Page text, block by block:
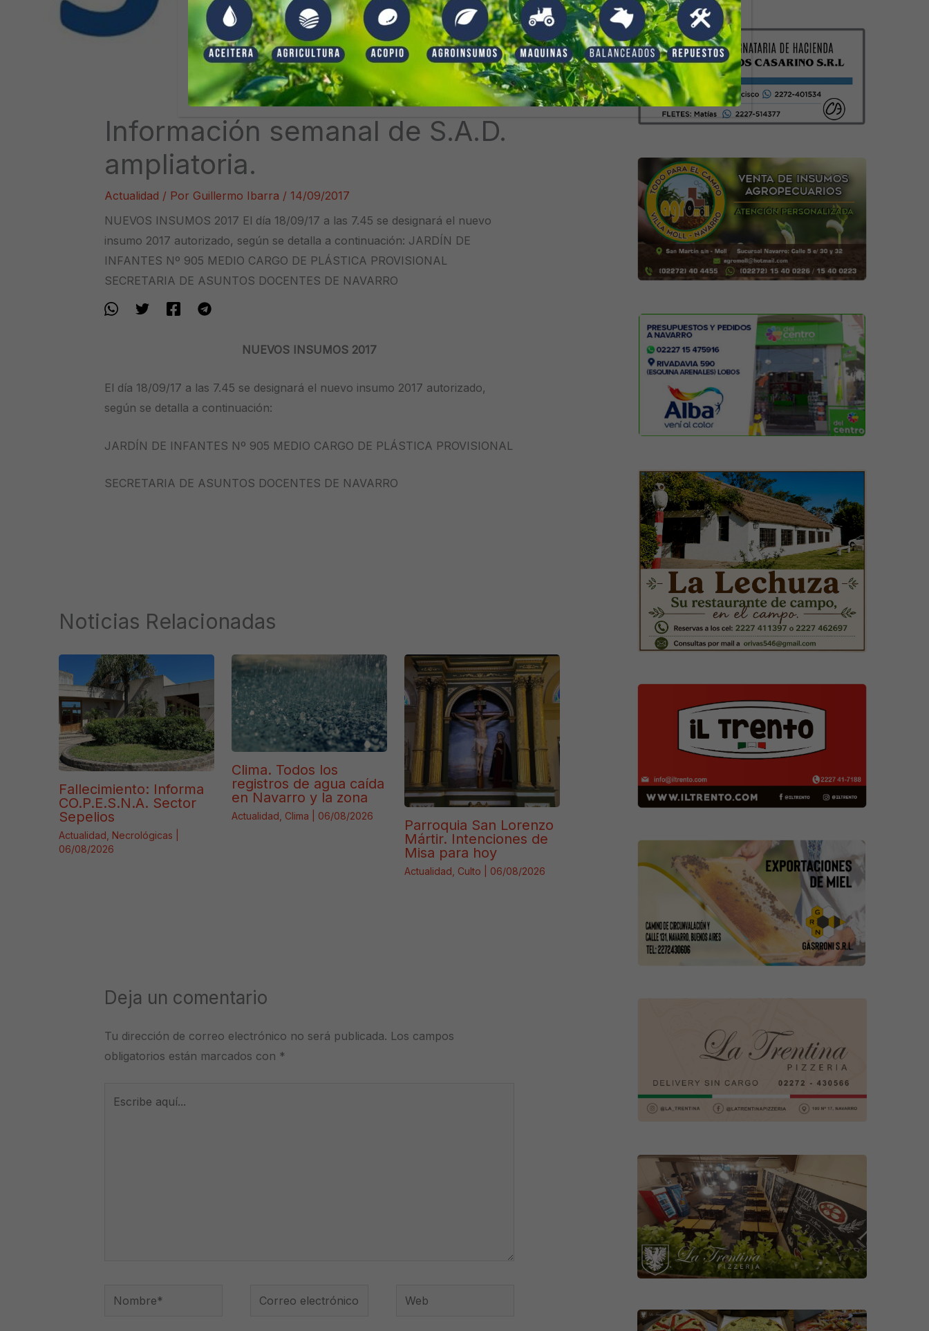
Información semanal de S.A.D.
ampliatoria.
Actualidad / Por Guillermo Ibarra /14/09/2017
NUEVOS INSUMOS 2017 El día 18/09/17 a las 7.45 se designará el nuevo
insumo 2017 autorizado, según se detalla a continuación: JARDÍN DE
INFANTES Nº 905 MEDIO CARGO DE PLÁSTICA PROVISIONAL
SECRETARIA DE ASUNTOS DOCENTES DE NAVARRO
NUEVOS INSUMOS 2017
El día 18/09/17 a las 7.45 se designará el nuevo insumo 2017 autorizado,
según se detalla a continuación:
JARDÍN DE INFANTES Nº 905 MEDIO CARGO DE PLÁSTICA PROVISIONAL
SECRETARIA DE ASUNTOS DOCENTES DE NAVARRO
Noticias Relacionadas
Fallecimiento: Informa
CO.P.E.S.N.A. Sector
Sepelios
Actualidad Necrológicas
06/08/2026
Clima. Todos los
registros de agua caída
en Navarro y la zona
Actualidad Clima 06/08/2026
Parroquia San Lorenzo
Mártir. Intenciones de
Misa para hoy
Actualidad Culto 06/08/2026
Deja un comentario
Tu dirección de correo electrónico no será publicada. Los campos
obligatorios están marcados con *
Nombre*
Correo
Web